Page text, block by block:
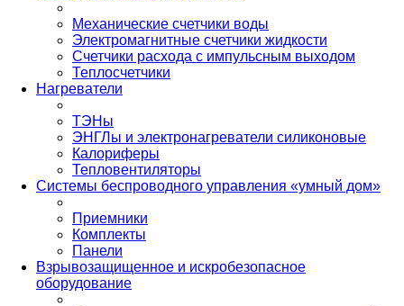
Механические счетчики воды
Электромагнитные счетчики жидкости
Счетчики расхода с импульсным выходом
Теплосчетчики
Нагреватели
ТЭНы
ЭНГЛы и электронагреватели силиконовые
Калориферы
Тепловентиляторы
Системы беспроводного управления «умный дом»
Приемники
Комплекты
Панели
Взрывозащищенное и искробезопасное
оборудование